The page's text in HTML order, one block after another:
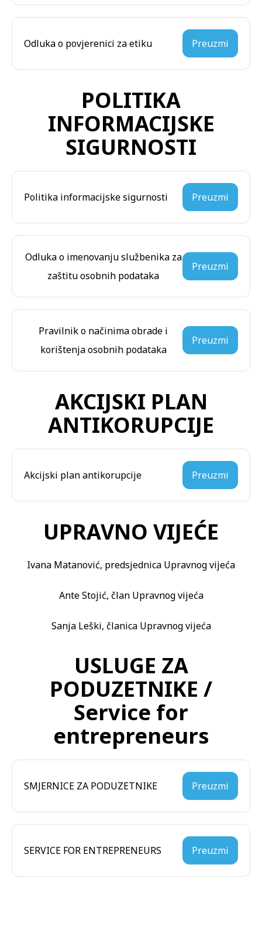
Odluka o povjerenici za etiku Preuzmi
POLITIKA
INFORMACIJSKE
SIGURNOSTI
Politika informacijske sigurnosti Preuzmi
Odluka o imenovanju službenika za
zaštitu osobnih podataka
Preuzmi
Pravilnik o načinima obrade i
korištenja osobnih podataka
Preuzmi
AKCIJSKI PLAN
ANTIKORUPCIJE
Akcijski plan antikorupcije Preuzmi
UPRAVNO VIJEĆE
Ivana Matanović, predsjednica Upravnog vijeća
Ante Stojić, član Upravnog vijeća
Sanja Leški, članica Upravnog vijeća
USLUGE ZA
PODUZETNIKE /
Service for
entrepreneurs
SMJERNICE ZA PODUZETNIKE Preuzmi
SERVICE FOR ENTREPRENEURS Preuzmi